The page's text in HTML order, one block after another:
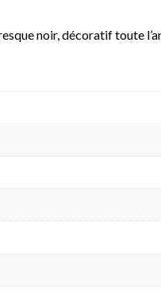
noir, décoratif toute